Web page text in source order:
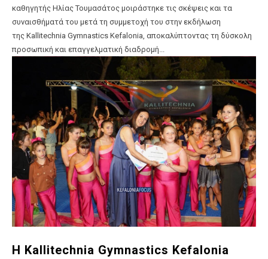
καθηγητής Ηλίας Τουμασάτος μοιράστηκε τις σκέψεις και τα
συναισθήματά του μετά τη συμμετοχή του στην εκδήλωση
της Kallitechnia Gymnastics Kefalonia, αποκαλύπτοντας τη δύσκολη
προσωπική και επαγγελματική διαδρομή...
Η Kallitechnia Gymnastics Kefalonia